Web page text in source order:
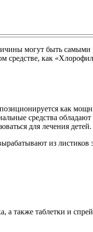
могут быть самыми
средстве, как
как
средства
для лечения детей.
из листиков
также таблетки и